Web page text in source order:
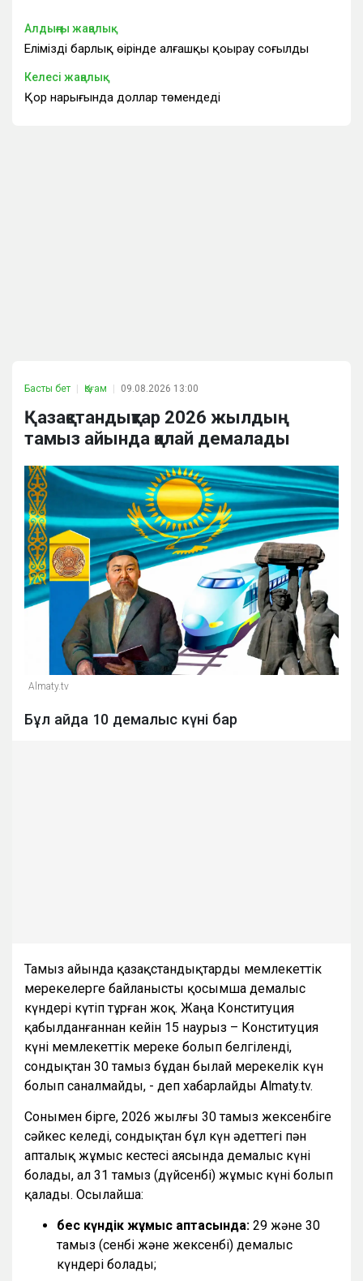
Алдыңғы жаңалық
Еліміздің барлық өңірінде алғашқы қоңырау соғылды
Келесі жаңалық
Қор нарығында доллар төмендеді
Басты бет Қоғам 09.08.2026 13:00
Қазақстандықтар 2026 жылдың
тамыз айында қалай демалады
Almaty.tv
Бұл айда 10 демалыс күні бар
Тамыз айында қазақстандықтарды мемлекеттік
мерекелерге байланысты қосымша демалыс
күндері күтіп тұрған жоқ. Жаңа Конституция
қабылданғаннан кейін 15 наурыз – Конституция
күні мемлекеттік мереке болып белгіленді,
сондықтан 30 тамыз бұдан былай мерекелік күн
болып саналмайды, - деп хабарлайды Almaty.tv.
Сонымен бірге, 2026 жылғы 30 тамыз жексенбіге
сәйкес келеді, сондықтан бұл күн әдеттегі пән
апталық жұмыс кестесі аясында демалыс күні
болады, ал 31 тамыз (дүйсенбі) жұмыс күні болып
қалады. Осылайша:
бес күндік жұмыс аптасында: 29 және 30
тамыз (сенбі және жексенбі) демалыс
күндері болады;